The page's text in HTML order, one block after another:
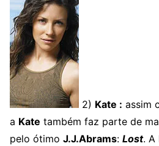
2) Kate : assim
a Kate também faz parte de
pelo ótimo J.J.Abrams: Lost. A